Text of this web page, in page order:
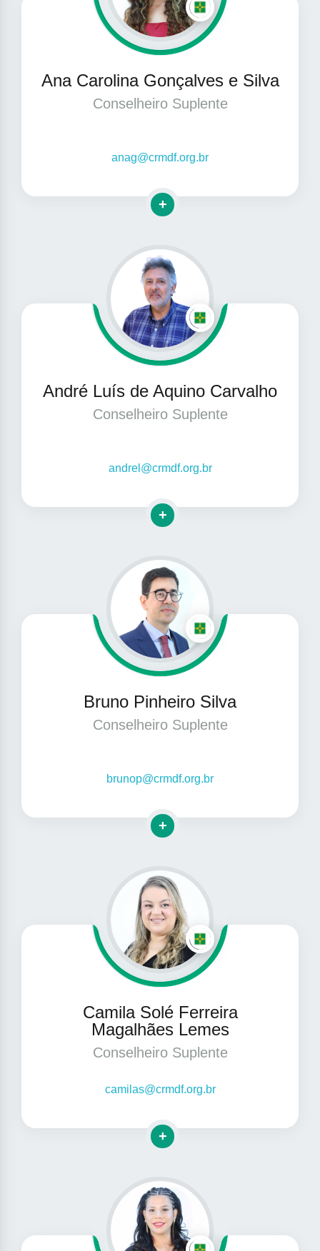
Ana Carolina Gonçalves e Silva
Conselheiro Suplente
anag@crmdf.org.br
Clique para mais informações
André Luís de Aquino Carvalho
Conselheiro Suplente
andrel@crmdf.org.br
Clique para mais informações
Bruno Pinheiro Silva
Conselheiro Suplente
brunop@crmdf.org.br
Clique para mais informações
Camila Solé Ferreira
Magalhães Lemes
Conselheiro Suplente
camilas@crmdf.org.br
Clique para mais informações